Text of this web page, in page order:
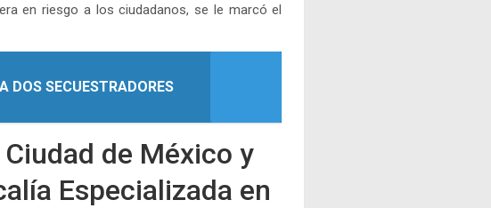
en riesgo a los ciudadanos, se le marcó el
DOS SECUESTRADORES
de México y
Especializada en